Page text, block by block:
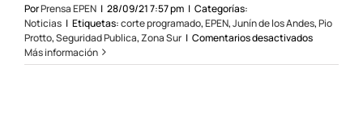
PorPrensa EPEN | 28/09/21 7:57 pm | Categorías:
Noticias | Etiquetas:corte programado,EPEN,Junín de los Andes,Pio
Protto,Seguridad Publica,Zona Sur | Comentarios desactivadosen
realizará
Más información